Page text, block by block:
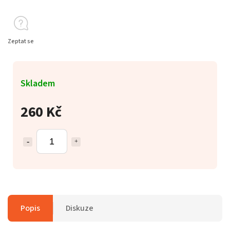
260 Kč
Skladem
Zeptat se
Popis Diskuze